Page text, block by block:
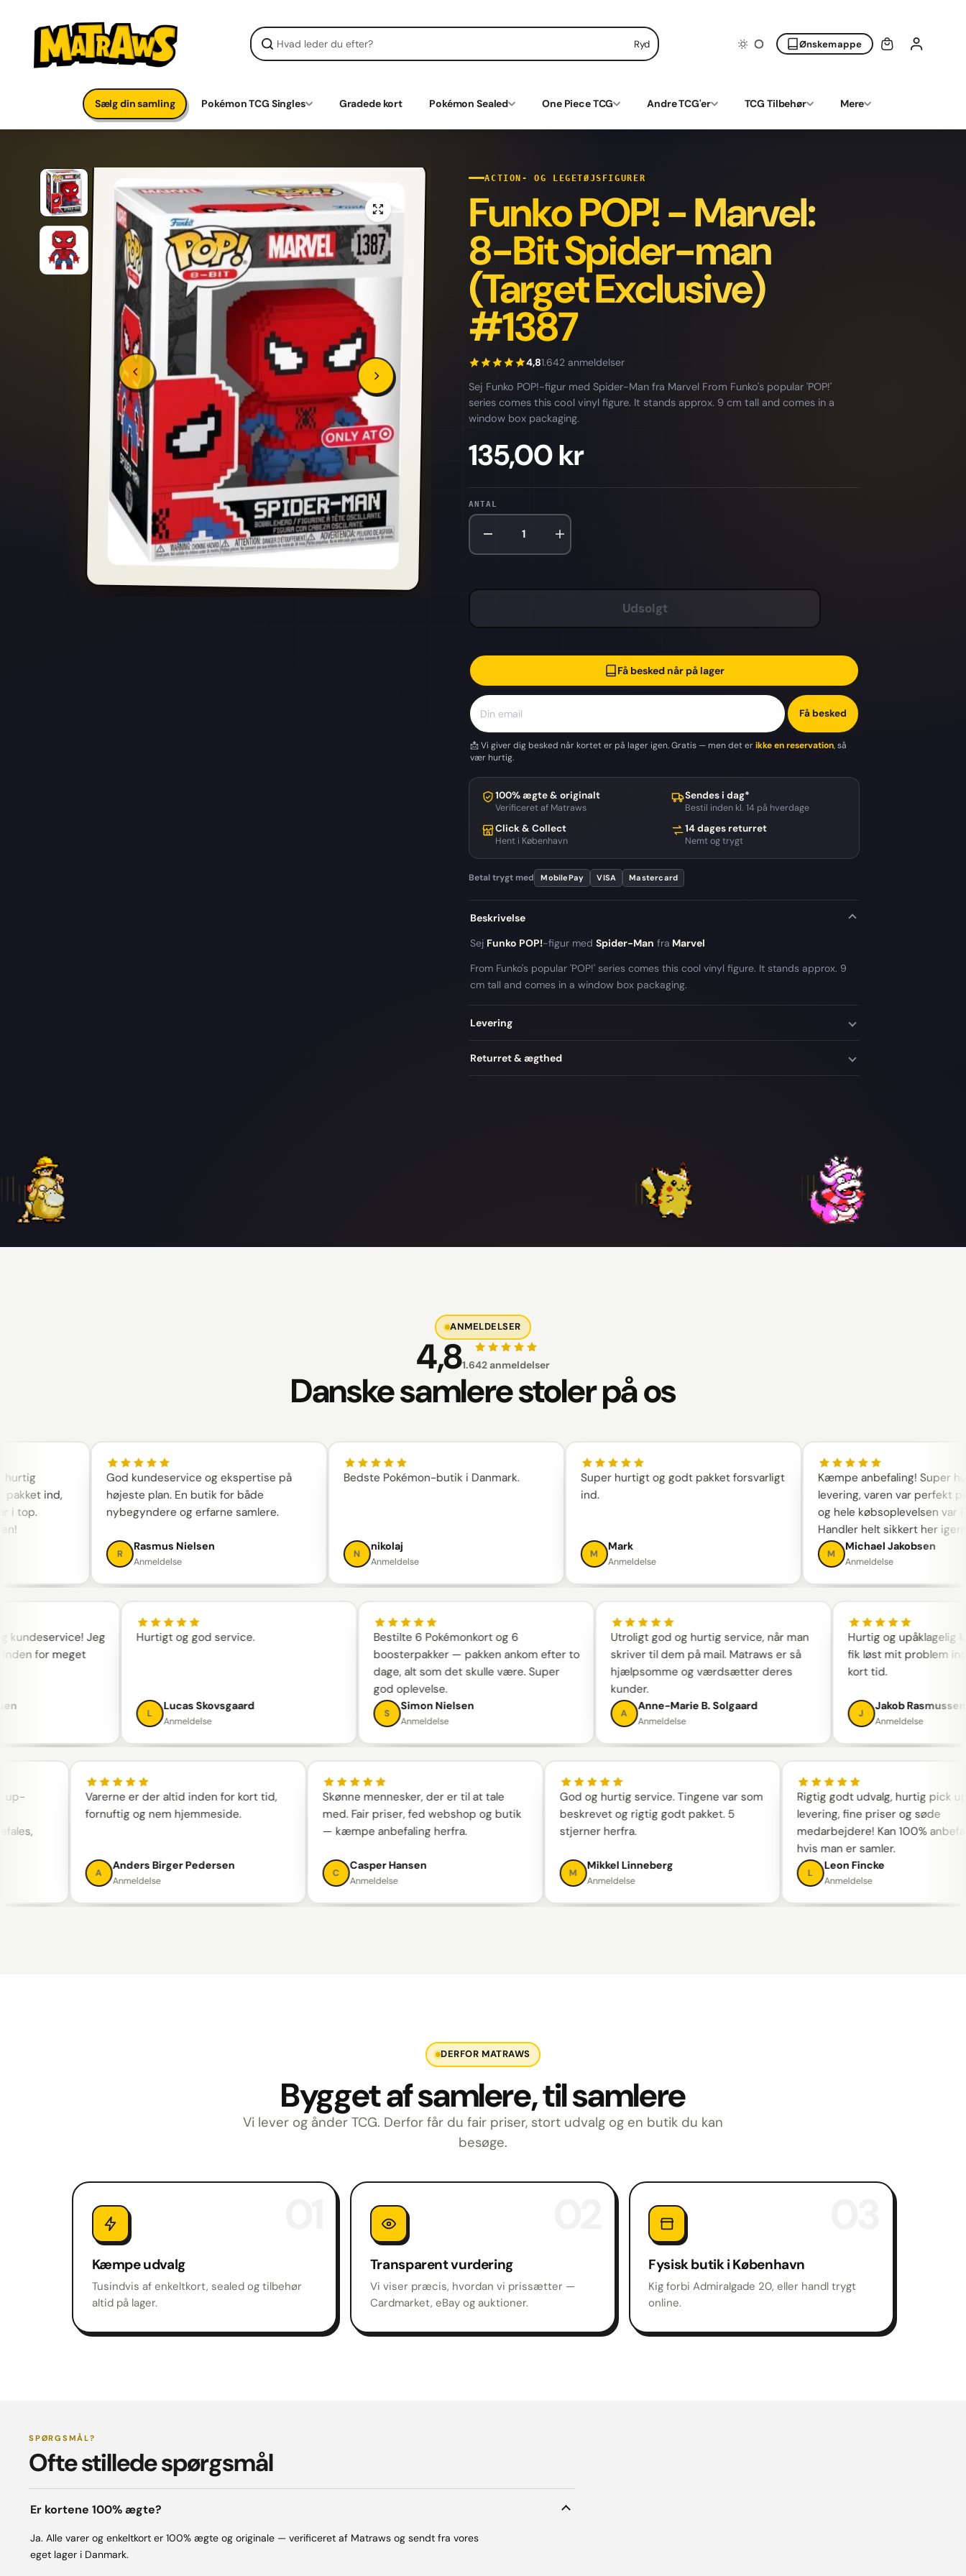
indhold
Ryd Ønskemappe
Sælg din samling Pokémon TCG Singles Gradede kort Pokémon Sealed One Piece TCG Andre TCG'er TCG Tilbehør Mere
ACTION- OG LEGETØJSFIGURER
Funko POP! - Marvel:
8-Bit Spider-man
(Target Exclusive)
#1387
4,81.642 anmeldelser
Sej Funko POP!-figur med Spider-Man fra Marvel From Funko's popular 'POP!'
series comes this cool vinyl figure. It stands approx. 9 cm tall and comes in a
window box packaging.
135,00 kr
ANTAL
Udsolgt
Få besked når på lager
Få besked
📩 Vi giver dig besked når kortet er på lager igen. Gratis — men det erikke en reservation, så
vær hurtig.
100% ægte & originalt
Verificeret af Matraws
Sendes i dag*
Bestil inden kl. 14 på hverdage
Click & Collect
Hent i København
14 dages returret
Nemt og trygt
Betal trygt med MobilePay VISA Mastercard
Beskrivelse
Sej Funko POP!-figur medSpider-Man fra Marvel
From Funko's popular 'POP!' series comes this cool vinyl figure. It stands approx. 9
cm tall and comes in a window box packaging.
Levering
Returret & ægthed
ANMELDELSER
4,81.642 anmeldelser
Danske samlere stoler på os
ind,
God kundeservice og ekspertise på
højeste plan. En butik for både
nybegyndere og erfarne samlere.
Rasmus Nielsen
Anmeldelse
Bedste Pokémon-butik i Danmark.
nikolaj
Anmeldelse
Super hurtigt og godt pakket forsvarligt
Mark
Anmeldelse
Kæmpe anbefaling! Super hurtig
levering, varen var perfekt
og hele købsoplevelsen var i top.
Handler helt sikkert her igen!
Michael Jakobsen
Anmeldelse
kundeservice! Jeg
inden for meget
Hurtigt og god service.
L
Lucas Skovsgaard
Anmeldelse
Bestilte 6 Pokémonkort og 6
boosterpakker — pakken ankom efter to
dage, alt som det skulle være. Super
god oplevelse.
S
Simon Nielsen
Anmeldelse
Utroligt god og hurtig service, når man
skriver til dem på mail. Matraws er så
hjælpsomme og værdsætter deres
kunder.
Anne-Marie B. Solgaard
Anmeldelse
Hurtig og
fik løst mit
kort tid.
Jakob
Anmeldelse
Varerne er der altid inden for kort tid,
fornuftig og nem hjemmeside.
Anders Birger Pedersen
Anmeldelse
Skønne mennesker, der er til at tale
med. Fair priser, fed webshop og butik
— kæmpe anbefaling herfra.
Casper Hansen
Anmeldelse
God og hurtig service. Tingene var som
beskrevet og rigtig godt pakket. 5
stjerner herfra.
Mikkel Linneberg
Anmeldelse
Rigtig godt udvalg, hurtig pick up-
levering, fine priser og søde
medarbejdere! Kan 100% anbefales,
hvis man er samler.
Leon Fincke
Anmeldelse
DERFOR MATRAWS
Bygget af samlere, til samlere
Vi lever og ånder TCG. Derfor får du fair priser, stort udvalg og en butik du kan
besøge.
Kæmpe udvalg
Tusindvis af enkeltkort, sealed og tilbehør
altid på lager.
Transparent vurdering
Vi viser præcis, hvordan vi prissætter —
Cardmarket, eBay og auktioner.
Fysisk butik i København
Kig forbi Admiralgade 20, eller handl trygt
online.
SPØRGSMÅL?
Ofte stillede spørgsmål
Er kortene 100% ægte?
Ja. Alle varer og enkeltkort er 100% ægte og originale — verificeret af Matraws og sendt fra vores
eget lager i Danmark.